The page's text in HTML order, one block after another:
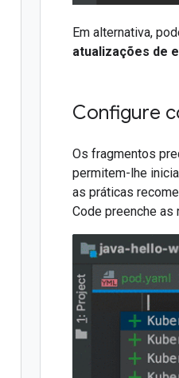
Em alternativa,
atualizações de
Configure
Os fragmentos
permitem-lhe
as práticas
Code preenche as